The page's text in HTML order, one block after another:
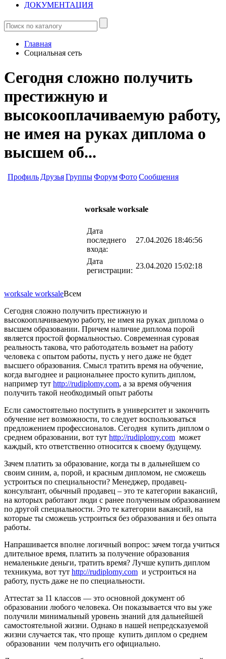
ДОКУМЕНТАЦИЯ
Главная
Социальная сеть
Сегодня сложно получить
престижную и
высокооплачиваемую работу,
не имея на руках диплома о
высшем об...
ПрофильДрузьяГруппыФорумФотоСообщения
worksale worksale
Дата
последнего
входа:
27.04.2026 18:46:56
Дата
регистрации:
23.04.2020 15:02:18
worksale worksaleВсем
Сегодня сложно получить престижную и
высокооплачиваемую работу, не имея на руках диплома о
высшем образовании. Причем наличие диплома порой
является простой формальностью. Современная суровая
реальность такова, что работодатель возьмет на работу
человека с опытом работы, пусть у него даже не будет
высшего образования. Смысл тратить время на обучение,
когда выгоднее и рациональнее просто купить диплом,
например тут http://rudiplomy.com, а за время обучения
получить такой необходимый опыт работы
Если самостоятельно поступить в университет и закончить
обучение нет возможности, то следует воспользоваться
предложением профессионалов. Сегодня купить диплом о
среднем образовании, вот тут http://rudiplomy.com может
каждый, кто ответственно относится к своему будущему.
Зачем платить за образование, когда ты в дальнейшем со
своим синим, а, порой, и красным дипломом, не сможешь
устроиться по специальности? Менеджер, продавец-
консультант, обычный продавец – это те категории вакансий,
на которых работают люди с ранее полученным образованием
по другой специальности. Это те категории вакансий, на
которые ты сможешь устроиться без образования и без опыта
работы.
Напрашивается вполне логичный вопрос: зачем тогда учиться
длительное время, платить за получение образования
немаленькие деньги, тратить время? Лучше купить диплом
техникума, вот тут http://rudiplomy.com и устроиться на
работу, пусть даже не по специальности.
Аттестат за 11 классов — это основной документ об
образовании любого человека. Он показывается что вы уже
получили минимальный уровень знаний для дальнейшей
самостоятельной жизни. Однако в нашей непредсказуемой
жизни случается так, что проще купить диплом о среднем
образовании чем получить его официально.